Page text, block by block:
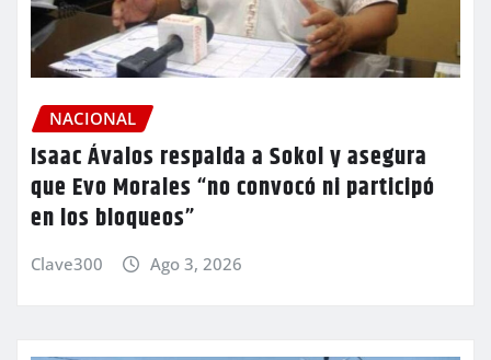
NACIONAL
Isaac Ávalos respalda a Sokol y asegura
que Evo Morales “no convocó ni participó
en los bloqueos”
Clave300 Ago 3, 2026